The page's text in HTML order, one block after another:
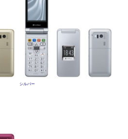
シルバー